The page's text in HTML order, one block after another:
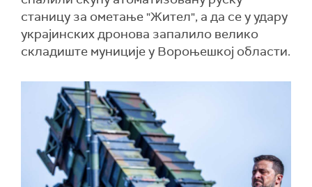
станицу за ометање "Жител", а да се у удару
украјинских дронова запалило велико
складиште муниције у Вороњешкој области.